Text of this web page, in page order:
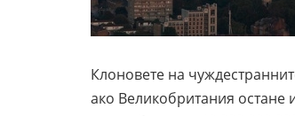
Клоновете на
ако Великобритания